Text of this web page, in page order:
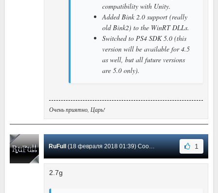
compatibility with Unity.
Added Bink 2.0 support (really
old Bink2) to the WinRT DLLs.
Switched to PS4 SDK 5.0 (this
version will be available for 4.5
as well, but all future versions
are 5.0 only).
Очень приятно, Царь!
RuFull (18 февраля 2018 01:39) Сообщение #64 1
2.7g